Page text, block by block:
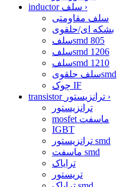
›
سلف مقاومتی
بشکه ای/حلقوی
سلفsmd 805
سلفsmd 1206
سلفsmd 1210
سلف حلقویsmd
چوک IF
›
ترانزیستور
mosfet ماسفت
IGBT
ترانزیستور smd
ماسفت smd
ترایاک
تریستور